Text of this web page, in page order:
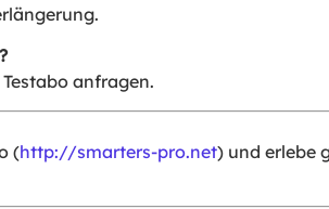
anfragen.
(http://smarters-pro.net) und erlebe